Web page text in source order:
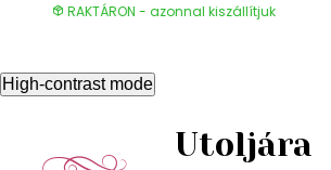
RAKTÁRON - azonnal kiszállítjuk
High-contrast mode
Utoljára